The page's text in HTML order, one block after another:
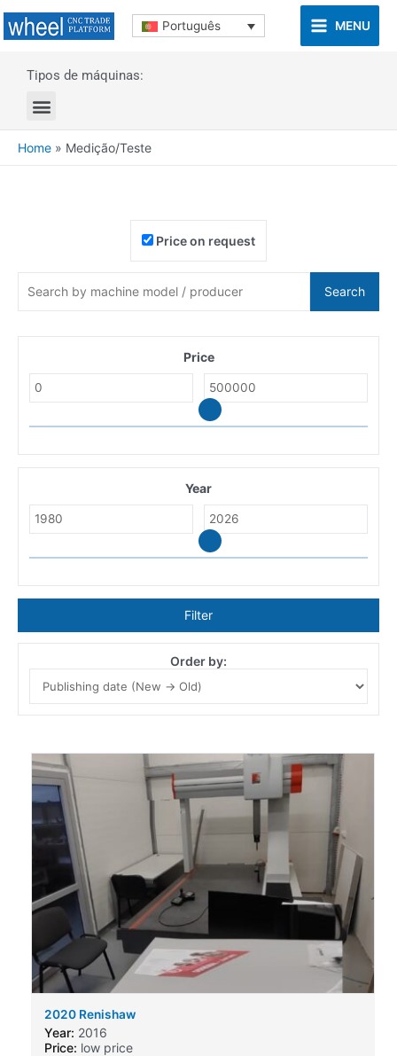
Português MENU
Tipos de máquinas:
Home » Medição/Teste
Price on request
Search
Order by:
Price
Year
Filter
2020 Renishaw
Year: 2016
Price: low price